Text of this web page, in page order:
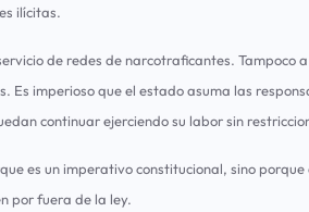
ilícitas.
de redes de narcotraficantes. Tampoco
Es imperioso que el estado asuma las
continuar ejerciendo su labor sin
es un imperativo constitucional, sino
por fuera de la ley.